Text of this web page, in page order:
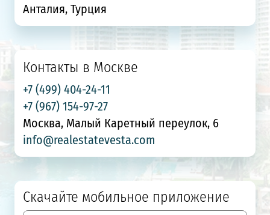
Анталия, Турция
Контакты в Москве
+7 (499) 404-24-11
+7 (967) 154-97-27
Москва, Малый Каретный переулок, 6
info@realestatevesta.com
Скачайте мобильное приложение